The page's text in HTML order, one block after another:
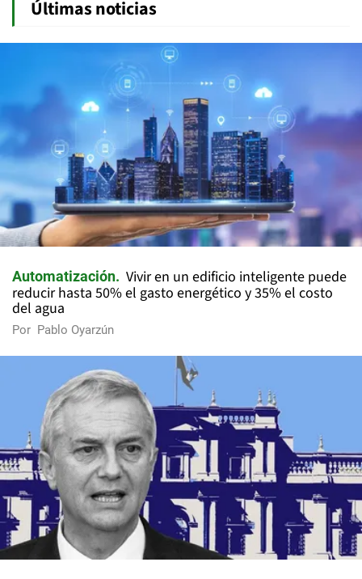
Últimas noticias
Automatización
Vivir en un edificio inteligente puede
reducir hasta 50% el gasto energético y 35% el costo
del agua
Por Pablo Oyarzún